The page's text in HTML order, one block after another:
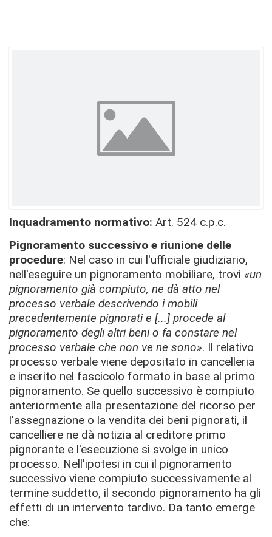
Inquadramento normativo: Art. 524 c.p.c.
Pignoramento successivo e riunione delle
procedure: Nel caso in cui l'ufficiale giudiziario,
nell'eseguire un pignoramento mobiliare, trovi «un
pignoramento già compiuto, ne dà atto nel
processo verbale descrivendo i mobili
precedentemente pignorati e [...] procede al
pignoramento degli altri beni o fa constare nel
processo verbale che non ve ne sono». Il relativo
processo verbale viene depositato in cancelleria
e inserito nel fascicolo formato in base al primo
pignoramento. Se quello successivo è compiuto
anteriormente alla presentazione del ricorso per
l'assegnazione o la vendita dei beni pignorati, il
cancelliere ne dà notizia al creditore primo
pignorante e l'esecuzione si svolge in unico
processo. Nell'ipotesi in cui il pignoramento
successivo viene compiuto successivamente al
termine suddetto, il secondo pignoramento ha gli
effetti di un intervento tardivo. Da tanto emerge
che: